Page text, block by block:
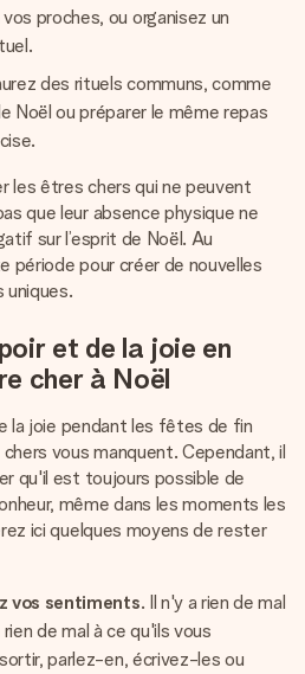
proches, ou organisez un
des rituels communs, comme
Noël ou préparer le même repas
les êtres chers qui ne peuvent
que leur absence physique ne
sur l’esprit de Noël. Au
pour créer de nouvelles
uniques.
et de la joie en
cher à Noël
la joie pendant les fêtes de fin
vous manquent. Cependant, il
qu'il est toujours possible de
même dans les moments les
ici quelques moyens de rester
vos sentiments. Il n'y a rien de mal
de mal à ce qu'ils vous
parlez-en, écrivez-les ou